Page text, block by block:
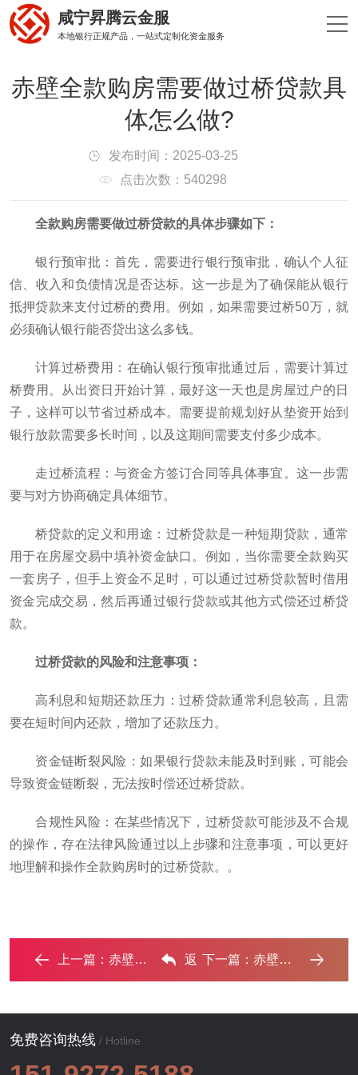
咸宁昇腾云金服
本地银行正规产品，一站式定制化资金服务
赤壁全款购房需要做过桥贷款具
体怎么做?
发布时间：2025-03-25
点击次数：540298
‌全款购房需要做过桥贷款的具体步骤如下‌：
‌银行预审批‌：首先，需要进行银行预审批，确认个人征
信、收入和负债情况是否达标。这一步是为了确保能从银行
抵押贷款来支付过桥的费用。例如，如果需要过桥50万，就
必须确认银行能否贷出这么多钱‌。‌
计算过桥费用‌：在确认银行预审批通过后，需要计算过
桥费用。从出资日开始计算，最好这一天也是房屋过户的日
子，这样可以节省过桥成本。需要提前规划好从垫资开始到
银行放款需要多长时间，以及这期间需要支付多少成本‌。
‌走过桥流程‌：与资金方签订合同等具体事宜。这一步需
要与对方协商确定具体细节‌。
桥贷款的定义和用途‌：过桥贷款是一种短期贷款，通常
用于在房屋交易中填补资金缺口。例如，当你需要全款购买
一套房子，但手上资金不足时，可以通过过桥贷款暂时借用
资金完成交易，然后再通过银行贷款或其他方式偿还过桥贷
款‌。
过桥贷款的风险和注意事项‌：
‌高利息和短期还款压力‌：过桥贷款通常利息较高，且需
要在短时间内还款，增加了还款压力。
‌资金链断裂风险‌：如果银行贷款未能及时到账，可能会
导致资金链断裂，无法按时偿还过桥贷款。
‌合规性风险‌：在某些情况下，过桥贷款可能涉及不合规
的操作，存在法律风险‌通过以上步骤和注意事项，可以更好
地理解和操作全款购房时的过桥贷款。。
上一篇： 赤壁房子解除抵押需要什么手续？‌ 返 下一篇：赤壁房子不是自己的能去办理房屋抵押贷款吗？ ...‌
免费咨询热线 / Hotline